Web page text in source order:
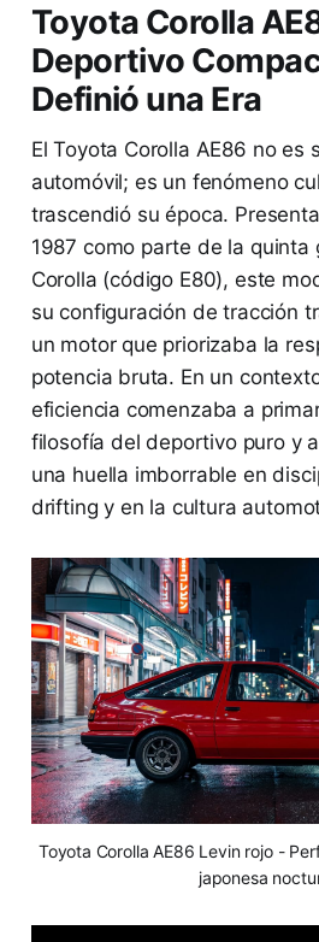
Toyota Corolla
Deportivo
Definió una Era
El Toyota Corolla AE86 no es
automóvil; es un fenómeno
trascendió su época.
1987 como parte de la quinta
Corolla (código E80), este
su configuración de tracción
un motor que priorizaba la
potencia bruta. En un
eficiencia comenzaba a
filosofía del deportivo puro y
una huella imborrable en
drifting y en la cultura
Toyota Corolla AE86 Levin rojo -
japonesa